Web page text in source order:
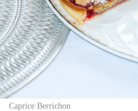
Caprice Berrichon